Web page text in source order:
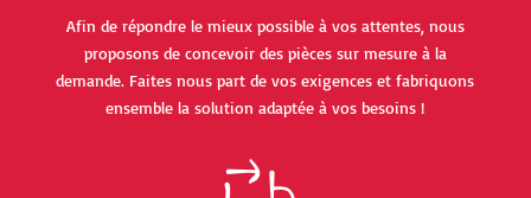
Afin de répondre le mieux possible à vos attentes, nous
proposons de concevoir des pièces sur mesure à la
demande. Faites nous part de vos exigences et fabriquons
ensemble la solution adaptée à vos besoins !